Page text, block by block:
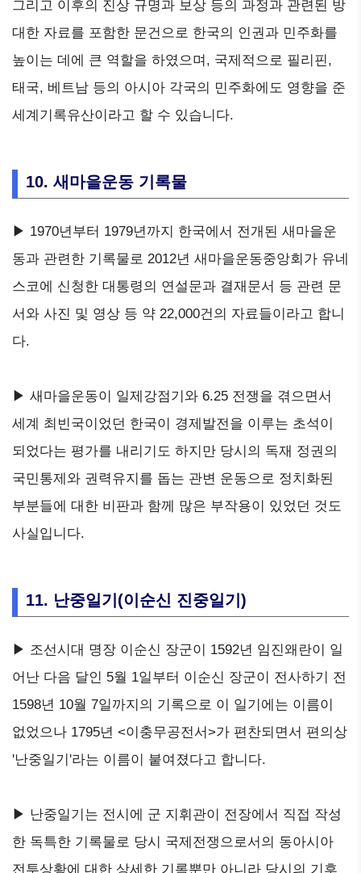
그리고 이후의 진상 규명과 보상 등의 과정과 관련된 방
대한 자료를 포함한 문건으로 한국의 인권과 민주화를
높이는 데에 큰 역할을 하였으며, 국제적으로 필리핀,
태국, 베트남 등의 아시아 각국의 민주화에도 영향을 준
세계기록유산이라고 할 수 있습니다.
10. 새마을운동 기록물
▶ 1970년부터 1979년까지 한국에서 전개된 새마을운
동과 관련한 기록물로 2012년 새마을운동중앙회가 유네
스코에 신청한 대통령의 연설문과 결재문서 등 관련 문
서와 사진 및 영상 등 약 22,000건의 자료들이라고 합니
다.
▶ 새마을운동이 일제강점기와 6.25 전쟁을 겪으면서
세계 최빈국이었던 한국이 경제발전을 이루는 초석이
되었다는 평가를 내리기도 하지만 당시의 독재 정권의
국민통제와 권력유지를 돕는 관변 운동으로 정치화된
부분들에 대한 비판과 함께 많은 부작용이 있었던 것도
사실입니다.
11. 난중일기(이순신 진중일기)
▶ 조선시대 명장 이순신 장군이 1592년 임진왜란이 일
어난 다음 달인 5월 1일부터 이순신 장군이 전사하기 전
1598년 10월 7일까지의 기록으로 이 일기에는 이름이
없었으나 1795년 <이충무공전서>가 편찬되면서 편의상
'난중일기'라는 이름이 붙여졌다고 합니다.
▶ 난중일기는 전시에 군 지휘관이 전장에서 직접 작성
한 독특한 기록물로 당시 국제전쟁으로서의 동아시아
전투상황에 대한 상세한 기록뿐만 아니라 당시의 기후